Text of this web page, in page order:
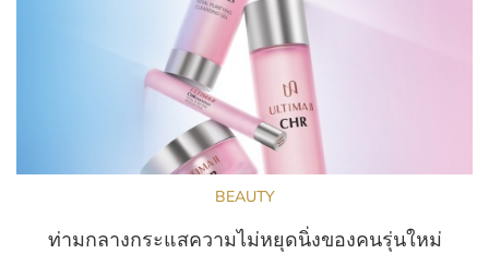
BEAUTY
ท่ามกลางกระแสความไม่หยุดนิ่งของคนรุ่นใหม่